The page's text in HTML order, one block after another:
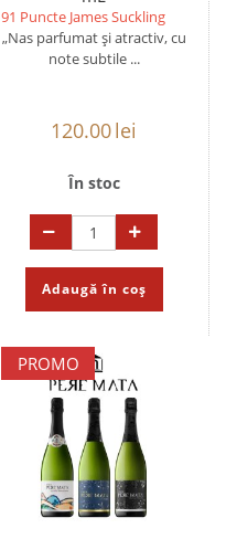
91 Puncte James Suckling
„Nas parfumat și atractiv, cu
note subtile ...
120.00lei
În stoc
Adaugă în coș
PROMO